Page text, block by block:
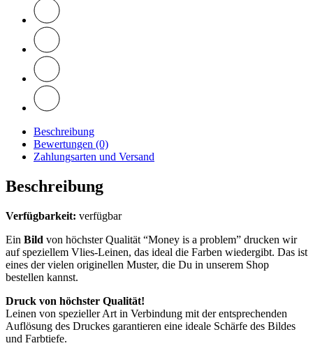
Beschreibung
Bewertungen (0)
Zahlungsarten und Versand
Beschreibung
Verfügbarkeit: verfügbar
Ein Bild von höchster Qualität “Money is a problem” drucken wir
auf speziellem Vlies-Leinen, das ideal die Farben wiedergibt. Das ist
eines der vielen originellen Muster, die Du in unserem Shop
bestellen kannst.
Druck von höchster Qualität!
Leinen von spezieller Art in Verbindung mit der entsprechenden
Auflösung des Druckes garantieren eine ideale Schärfe des Bildes
und Farbtiefe.